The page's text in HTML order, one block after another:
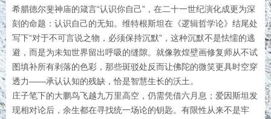
希腊德尔斐神庙的箴言“认识你自己”，在二十一世纪演化成更为深
刻的命题：认识自己的无知。维特根斯坦在《逻辑哲学论》结尾处
写下“对于不可言说之物，必须保持沉默”，这种沉默不是怯懦的逃
避，而是为未知世界留出呼吸的缝隙。就像敦煌壁画修复师从不试
图填补所有剥落的色彩，那些斑驳处反而让佛陀的微笑更具时空穿
透力——承认认知的残缺，恰是智慧生长的沃土。
庄子笔下的大鹏鸟飞越九万里高空，仍需凭借六月息；爱因斯坦发
现相对论后，余生都在寻找统一场论的钥匙。有限性从来不是牢